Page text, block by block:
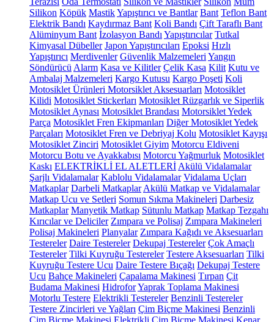
Silikon Köpük MastikYapıştırıcı ve Bantlar Bant Teflon Bant
Elektrik Bandı Kaydırmaz Bant Koli Bandı Çift Taraflı Bant
Alüminyum Bant İzolasyon Bandı Yapıştırıcılar Tutkal
Kimyasal Dübeller Japon Yapıştırıcıları Epoksi Hızlı
Yapıştırıcı Merdivenler Güvenlik Malzemeleri Yangın
Söndürücü Alarm Kasa ve Kilitler Çelik Kasa Kilit Kutu ve
Ambalaj Malzemeleri Kargo Kutusu Kargo Poşeti Koli
Motosiklet Ürünleri Motorsiklet Aksesuarları Motosiklet
Kilidi Motosiklet Stickerları Motosiklet Rüzgarlık ve Siperlik
Motosiklet Aynası Motosiklet Brandası Motorsiklet Yedek
Parça Motosiklet Fren Ekipmanları Diğer Motosiklet Yedek
Parçaları Motosiklet Fren ve Debriyaj Kolu Motosiklet Kayışı
Motosiklet Zinciri Motosiklet Giyim Motorcu Eldiveni
Motorcu Botu ve Ayakkabısı Motorcu Yağmurluk Motosiklet
Kaskı ELEKTRİKLİ EL ALETLERİ Akülü Vidalamalar
Şarjlı Vidalamalar Kablolu Vidalamalar Vidalama Uçları
Matkaplar Darbeli Matkaplar Akülü Matkap ve Vidalamalar
Matkap Ucu ve Setleri Somun Sıkma Makineleri Darbesiz
Matkaplar Manyetik Matkap Sütunlu Matkap Matkap Tezgahı
Kırıcılar ve Deliciler Zımpara ve Polisaj Zımpara Makineleri
Polisaj Makineleri Planyalar Zımpara Kağıdı ve Aksesuarları
Testereler Daire Testereler Dekupaj Testereler Çok Amaçlı
Testereler Tilki Kuyruğu Testereler Testere Aksesuarları Tilki
Kuyruğu Testere Ucu Daire Testere Bıçağı Dekupaj Testere
Ucu Bahçe Makineleri Çapalama Makinesi Tırpan Çit
Budama Makinesi HidroforYaprak Toplama Makinesi
Motorlu Testere Elektrikli Testereler Benzinli Testereler
Testere Zincirleri ve Yağları Çim Biçme Makinesi Benzinli
Çim Biçme Makinesi Elektrikli Çim Biçme Makinesi Kenar